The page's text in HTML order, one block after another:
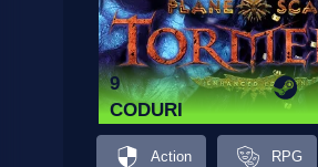
9
CODURI
Action RPG